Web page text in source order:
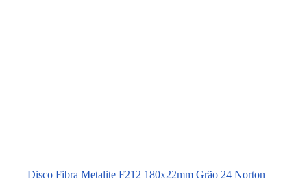
Disco Fibra Metalite F212 180x22mm Grão 24 Norton